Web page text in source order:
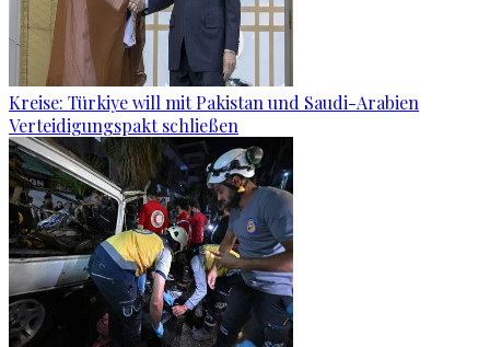
Kreise: Türkiye will mit Pakistan und Saudi-Arabien
Verteidigungspakt schließen